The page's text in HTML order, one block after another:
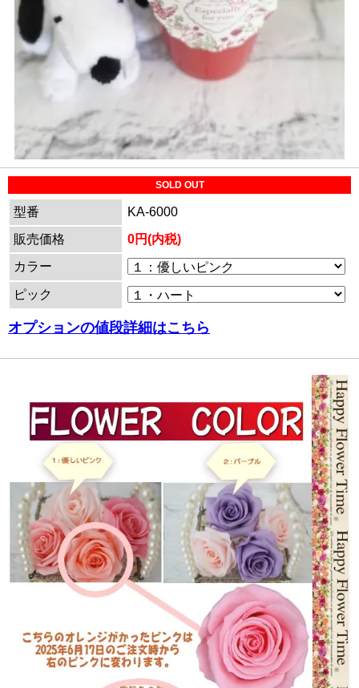
SOLD OUT
型番
KA-6000
販売価格
0円(内税)
カラー
ピック
オプションの値段詳細はこちら